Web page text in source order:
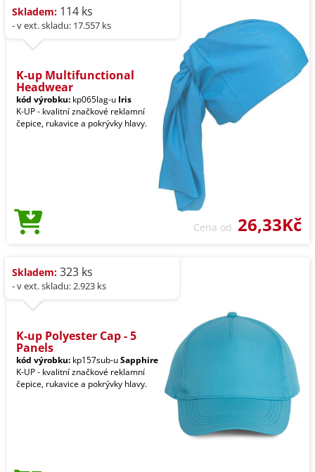
Skladem: 114 ks
- v ext. skladu: 17.557 ks
K-up Multifunctional
Headwear
kód výrobku: kp065lag-u Iris
K-UP - kvalitní značkové reklamní
čepice, rukavice a pokrývky hlavy.
Cena od 26,33Kč
Skladem: 323 ks
- v ext. skladu: 2.923 ks
K-up Polyester Cap - 5
Panels
kód výrobku: kp157sub-uSapphire
K-UP - kvalitní značkové reklamní
čepice, rukavice a pokrývky hlavy.